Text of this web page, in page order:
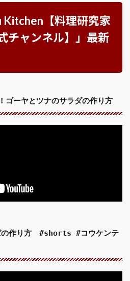
Kitchen【料理研究家
チャンネル】」最新
ゴーヤとツナのサラダの作り方
の作り方 #shorts #コウケンテ